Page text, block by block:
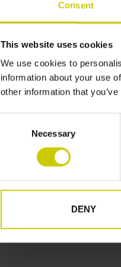
Consent
This website uses cookies
We use cookies to
information about your use
other information that
Necessary
DENY